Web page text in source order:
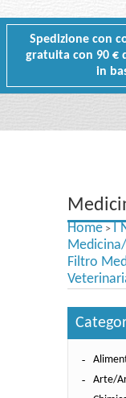
Spedizione con
gratuita con 90 €
in
Testi Concorsi
Testi scolastici
Carta Cultura e Carta
I nostri servizi
Contatti e Orari
Home >
Filtro
Arte/